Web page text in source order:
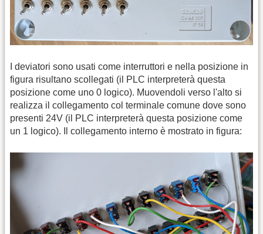
I deviatori sono usati come interruttori e nella posizione in
figura risultano scollegati (il PLC interpreterà questa
posizione come uno 0 logico). Muovendoli verso l'alto si
realizza il collegamento col terminale comune dove sono
presenti 24V (il PLC interpreterà questa posizione come
un 1 logico). Il collegamento interno è mostrato in figura: